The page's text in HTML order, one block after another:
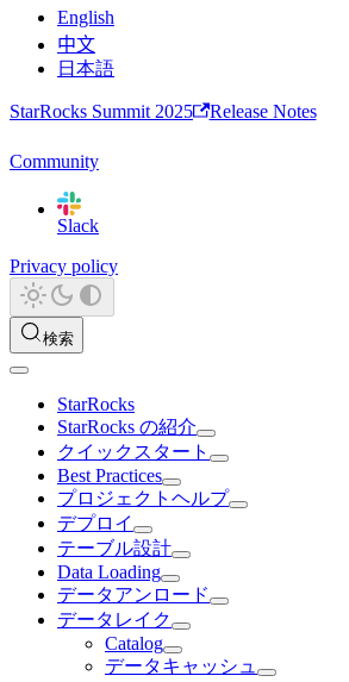
English
中文
日本語
StarRocks Summit 2025 Release Notes
Community
Slack
Privacy policy
検索
StarRocks
StarRocks の紹介
クイックスタート
Best Practices
プロジェクトヘルプ
デプロイ
テーブル設計
Data Loading
データアンロード
データレイク
Catalog
データキャッシュ